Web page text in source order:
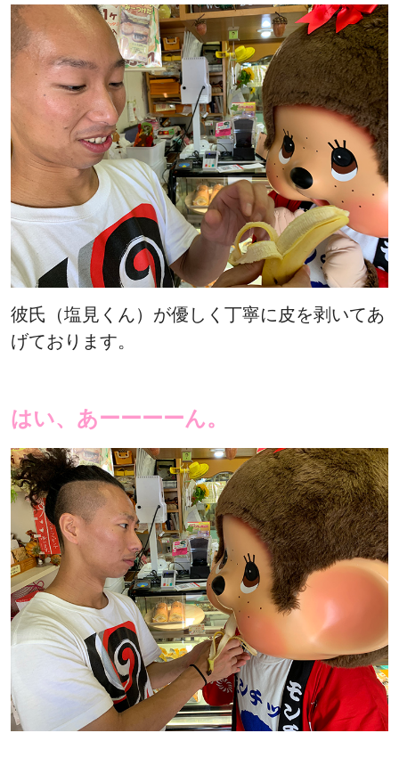
彼氏（塩見くん）が優しく丁寧に皮を剥いてあ
げております。
はい、あーーーーん。